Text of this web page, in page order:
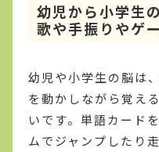
幼児から小学生
歌や手振りやゲ
幼児や小学生の脳は
を動かしながら覚え
いです。単語カード
ムでジャンプしたり